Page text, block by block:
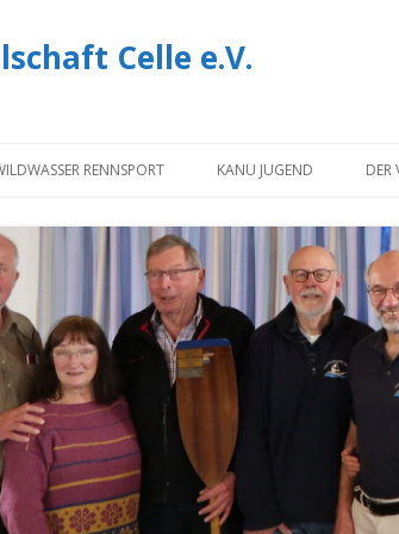
Celle e.V.
RENNSPORT KANU JUGEND DER